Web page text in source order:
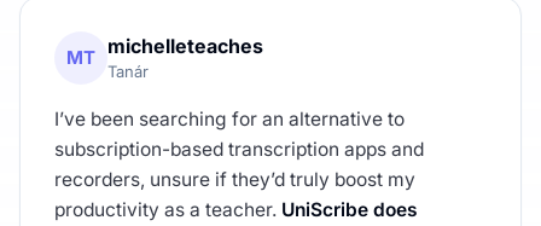
MT michelleteaches
Tanár
I’ve been searching for an alternative to
subscription-based transcription apps and
recorders, unsure if they’d truly boost my
productivity as a teacher. UniScribe does